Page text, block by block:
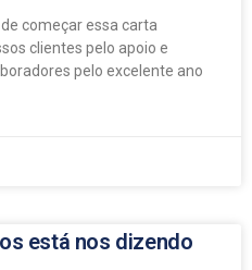
começar essa carta
clientes pelo apoio e
pelo excelente ano
está nos dizendo